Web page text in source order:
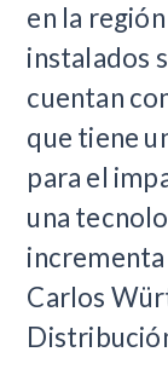
en la
instalados
cuentan
que tiene
para el
una
incrementa
Carlos